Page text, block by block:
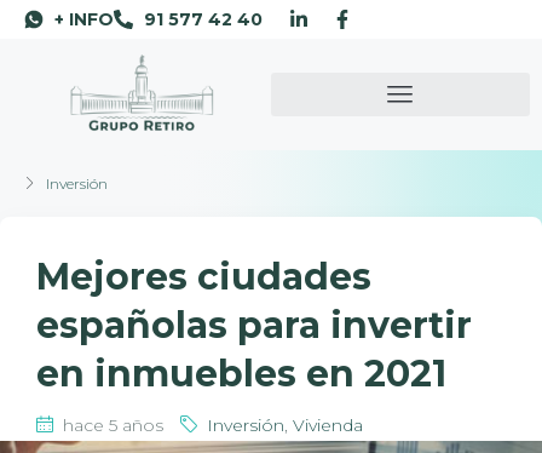
+ INFO 91 577 42 40
Inversión
Mejores ciudades
españolas para invertir
en inmuebles en 2021
hace 5 años Inversión, Vivienda